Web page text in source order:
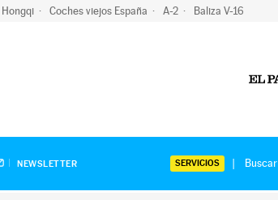
Hongqi Coches viejos España A-2 Baliza V-16
NEWSLETTER SERVICIOS